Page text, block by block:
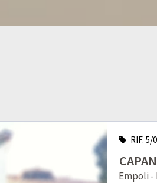
RIF. 5/
Empoli -